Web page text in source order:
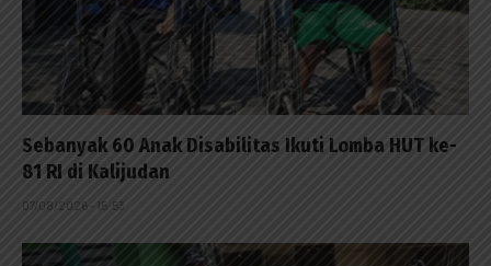
Sebanyak 60 Anak Disabilitas Ikuti Lomba HUT ke-
81 RI di Kalijudan
07/08/2026 - 15:53